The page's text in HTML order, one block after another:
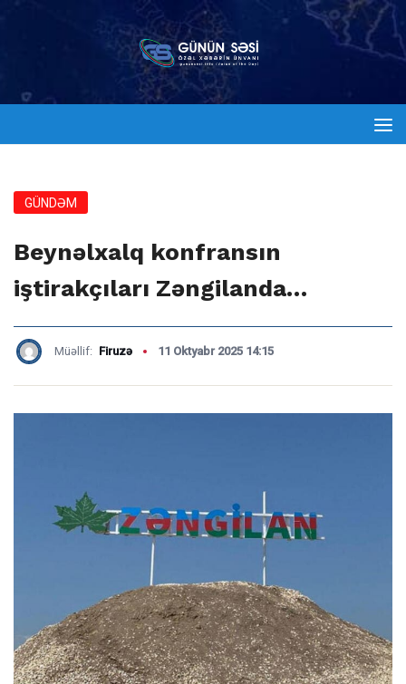
GÜNDƏM
Beynəlxalq konfransın
iştirakçıları Zəngilanda…
Müəllif: Firuzə 11 Oktyabr 2025 14:15